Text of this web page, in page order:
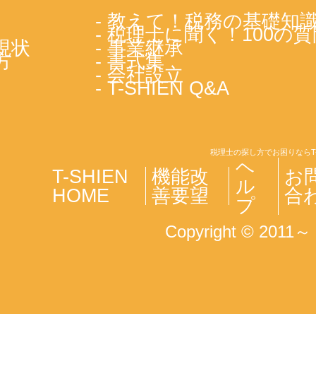
状
- 教えて！税務の基礎知
- 税理士に聞く！100の
- 事業継承
- 書式集
- 会社設立
- T-SHIEN Q&A
税理士の探し方でお困りなら
T-SHIEN
HOME
機能改
善要望
ヘ
ル
プ
お
合
Copyright © 2011